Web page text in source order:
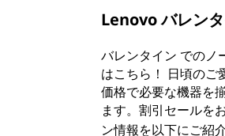
Lenovo バレン
バレンタイン でのノ
はこちら！ 日頃のご
価格で必要な機器を
ます。割引セールを
ン情報を以下にご紹